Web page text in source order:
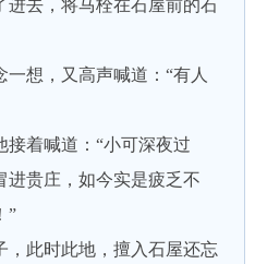
进去，将马栓在石屋前的石
想，又高声喊道：“有人
着喊道：“小可深夜过
进贵庄，如今实是疲乏不
”
此时此地，擅入石屋还忘